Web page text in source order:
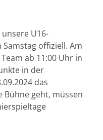
U16-
offiziell. Am
ab 11:00 Uhr in
in der
das
Bühne geht, müssen